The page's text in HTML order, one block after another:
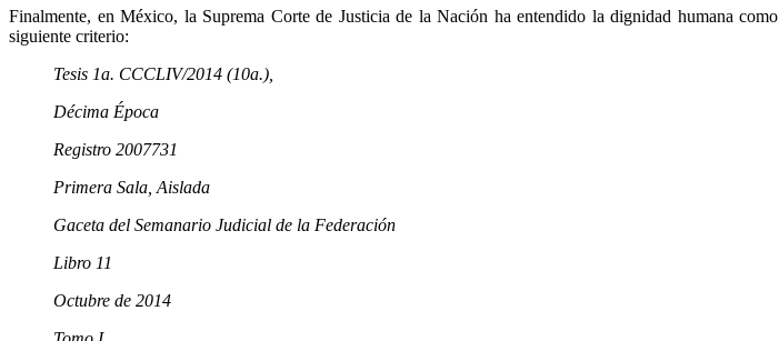
Finalmente, en México, la Suprema Corte de Justicia de la Nación ha entendido la dignidad humana
siguiente criterio:
Tesis 1a. CCCLIV/2014 (10a.),
Décima Época
Registro 2007731
Primera Sala, Aislada
Gaceta del Semanario Judicial de la Federación
Libro 11
Octubre de 2014